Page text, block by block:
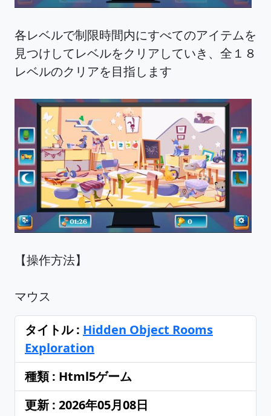
各レベルで制限時間内にすべてのアイテムを
見つけしてレベルをクリアしていき、全１８
レベルのクリアを目指します
【操作方法】
マウス
タイトル : Hidden Object Rooms
Exploration
種類 : Html5ゲーム
更新 : 2026年05月08日